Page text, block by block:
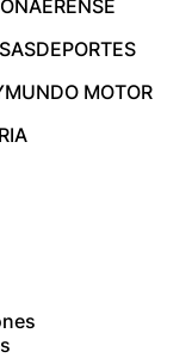
DEPORTES
MUNDO MOTOR